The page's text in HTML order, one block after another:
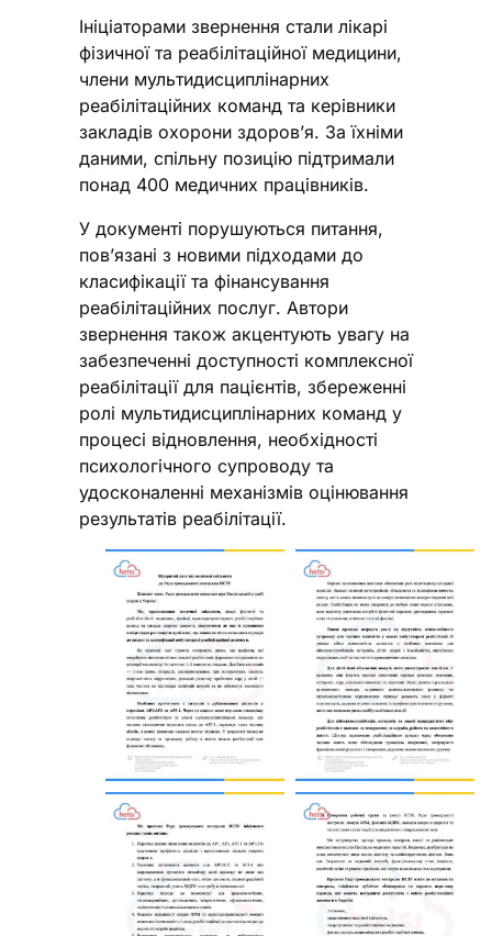
Ініціаторами звернення стали лікарі
фізичної та реабілітаційної медицини,
члени мультидисциплінарних
реабілітаційних команд та керівники
закладів охорони здоров’я. За їхніми
даними, спільну позицію підтримали
понад 400 медичних працівників.
У документі порушуються питання,
пов’язані з новими підходами до
класифікації та фінансування
реабілітаційних послуг. Автори
звернення також акцентують увагу на
забезпеченні доступності комплексної
реабілітації для пацієнтів, збереженні
ролі мультидисциплінарних команд у
процесі відновлення, необхідності
психологічного супроводу та
удосконаленні механізмів оцінювання
результатів реабілітації.